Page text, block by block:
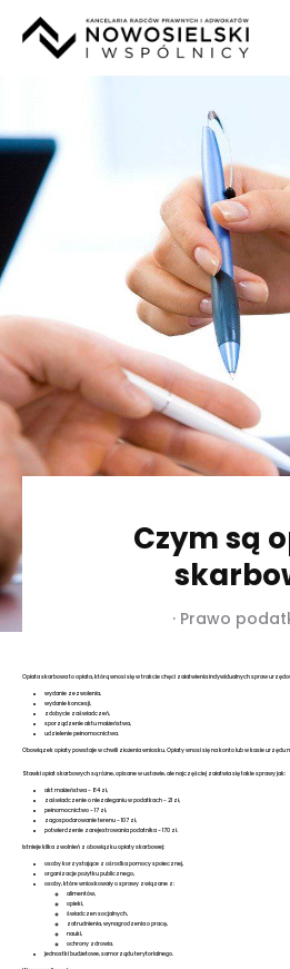
Czym są
· Prawo
Opłata skarbowa to opłata, którą wnosi się w trakcie chęci załatwienia indywidualnych spraw
wydanie zezwolenia,
wydanie koncesji,
zdobycie zaświadczeń,
sporządzenie aktu małżeństwa,
udzielenie pełnomocnictwa.
Obowiązek opłaty powstaje w chwili złożenia wniosku. Opłaty wnosi się na konto lub w kasie
Stawki opłat skarbowych są różne, opisane w ustawie, ale najczęściej załatwia się takie sprawy jak:
akt małżeństwa - 84 zł,
zaświadczenie o niezaleganiu w podatkach - 21 zł,
pełnomocnictwo - 17 zł,
zagospodarowanie terenu - 107 zł,
potwierdzenie zarejestrowania podatnika - 170 zł.
Istnieje kilka zwolnień z obowiązku opłaty skarbowej:
osoby korzystające z ośrodka pomocy społecznej,
organizacje pożytku publicznego,
osoby, które wnioskowały o sprawy związane z:
alimentów,
opieki,
świadczen socjalnych,
zatrudnienia, wynagrodzenia o pracę,
nauki,
ochrony zdrowia.
jednostki budżetowe, samorządu terytorialnego.